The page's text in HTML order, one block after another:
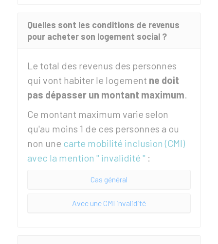
Quelles sont les conditions de revenus
pour acheter son logement social ?
Le total des revenus des personnes
qui vont habiter le logement ne doit
pas dépasser un montant maximum.
Ce montant maximum varie selon
qu'au moins 1 de ces personnes a ou
non une carte mobilité inclusion (CMI)
avec la mention " invalidité " :
Cas général
Avec une CMI invalidité